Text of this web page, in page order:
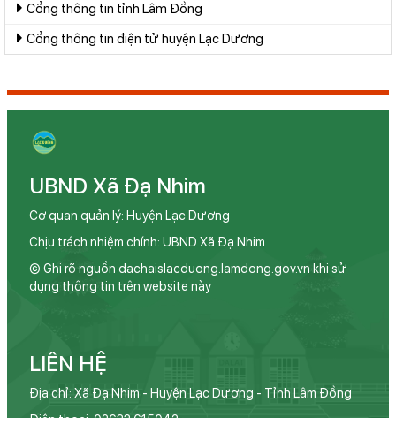
Cổng thông tin tỉnh Lâm Đồng
Cổng thông tin điện tử huyện Lạc Dương
UBND Xã Đạ Nhim
Cơ quan quản lý: Huyện Lạc Dương
Chịu trách nhiệm chính: UBND Xã Đạ Nhim
© Ghi rõ nguồn dachaislacduong.lamdong.gov.vn khi sử
dụng thông tin trên website này
LIÊN HỆ
Địa chỉ: Xã Đạ Nhim - Huyện Lạc Dương - Tỉnh Lâm Đồng
Điện thoại: 02633.615042